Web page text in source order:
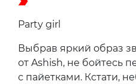
Party girl
Выбрав яркий образ
от Ashish, не бойтесь
с пайетками. Кстати,